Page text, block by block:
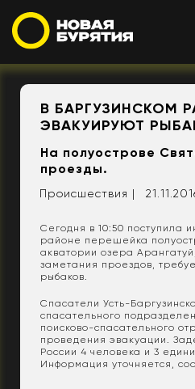
В БАРГУЗИНСКОМ
ЭВАКУИРУЮТ
На полуострове
проезды.
Происшествия |
Сегодня в 10:50 поступила
районе перешейка
акватории озера
заметания проездов,
рыбаков.
Спасатели Усть-
спасательного
поисково-спасательного
проведения эвакуации.
России 4 человека и 3
Информация уточняется,